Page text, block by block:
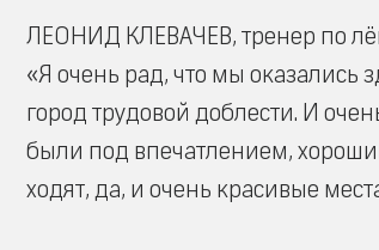
ЛЕОНИД КЛЕВАЧЕВ, тренер по
«Я очень рад, что мы оказались
город трудовой доблести. И
были под впечатлением,
ходят, да, и очень красивые